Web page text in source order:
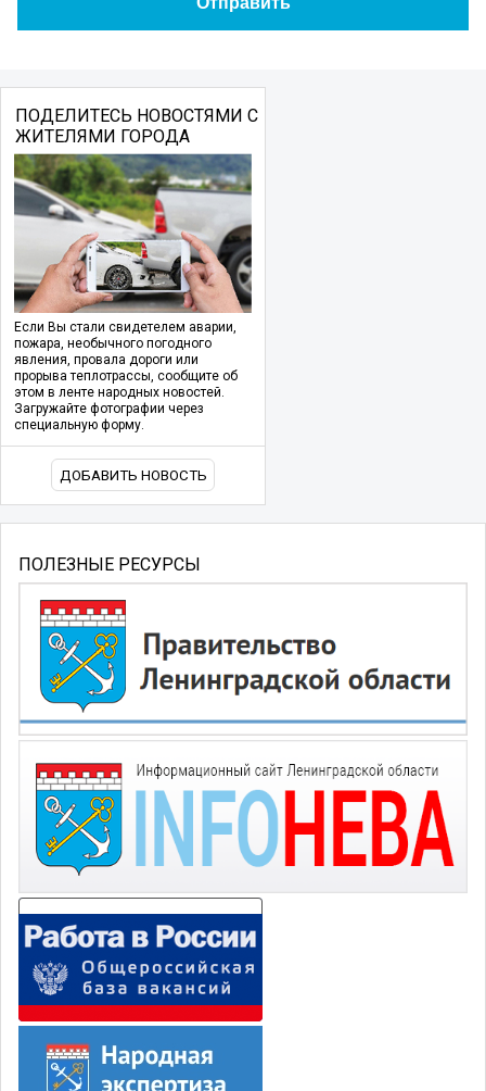
ПОДЕЛИТЕСЬ НОВОСТЯМИ С
ЖИТЕЛЯМИ ГОРОДА
Если Вы стали свидетелем аварии,
пожара, необычного погодного
явления, провала дороги или
прорыва теплотрассы, сообщите об
этом в ленте народных новостей.
Загружайте фотографии через
специальную форму.
ДОБАВИТЬ НОВОСТЬ
ПОЛЕЗНЫЕ РЕСУРСЫ